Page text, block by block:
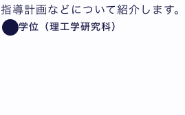
指導計画などについて紹介します。
学位（理工学研究科）